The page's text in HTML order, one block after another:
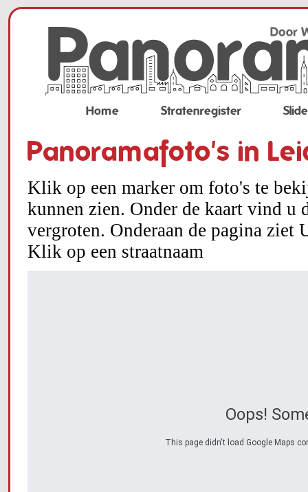
Home Stratenregister
Panoramafoto's in
Klik op een marker om foto's te
kunnen zien. Onder de kaart vind
vergroten. Onderaan de pagina ziet
Klik op een straatnaam
Oops!
This page didn't load Google Maps